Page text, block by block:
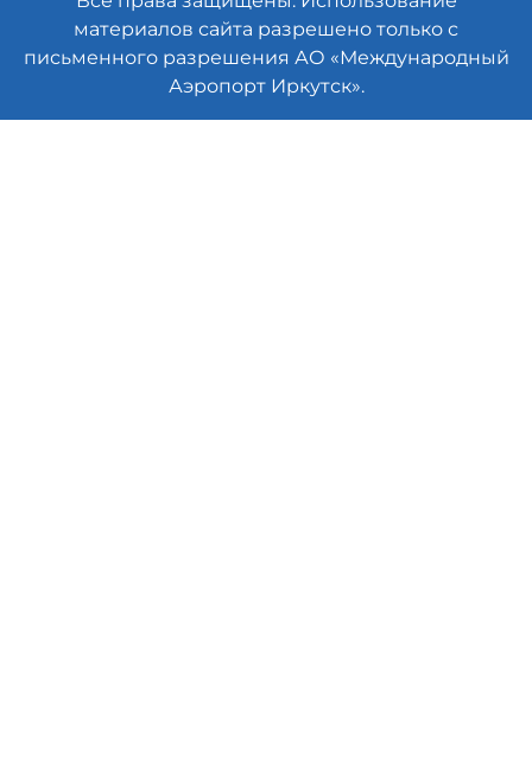
материалов сайта разрешено только с
письменного разрешения АО «Международный
Аэропорт Иркутск».